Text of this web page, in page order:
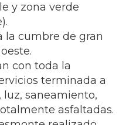
y zona verde
la cumbre de gran
con toda la
terminada a
luz, saneamiento,
asfaltadas.